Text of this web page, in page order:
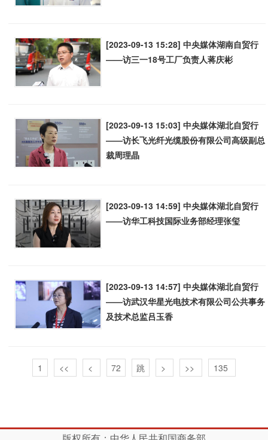
[2023-09-13 15:28] 中央媒体湖南自贸行
——访三一18号工厂负责人蒋庆彬
[2023-09-13 15:03] 中央媒体湖北自贸行
——访长飞光纤光缆股份有限公司高级副总
裁周理晶
[2023-09-13 14:59] 中央媒体湖北自贸行
——访华工科技国际业务部经理张玺
[2023-09-13 14:57] 中央媒体湖北自贸行
——访武汉华星光电技术有限公司公共事务
及技术总监吕玉香
1 << < > >> 135